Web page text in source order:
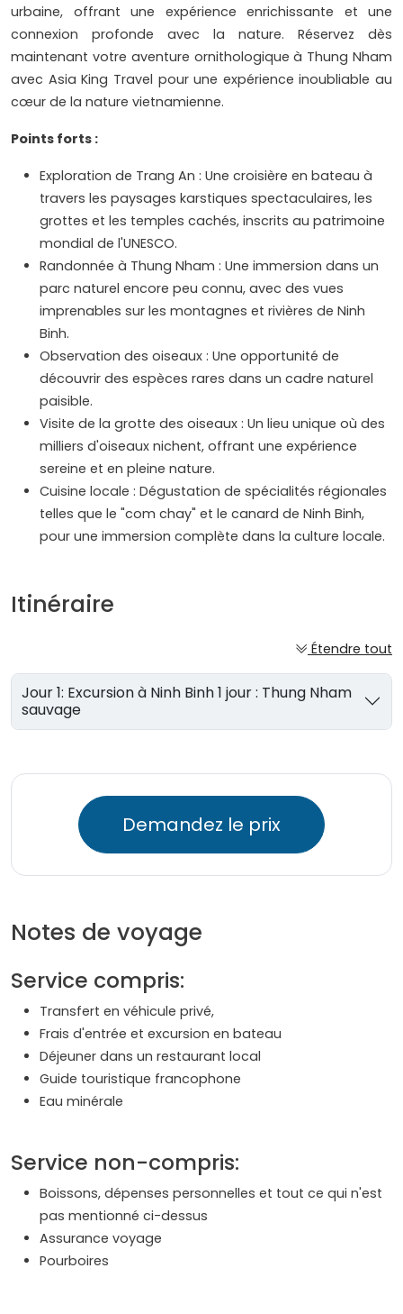
urbaine, offrant une expérience enrichissante et une
connexion profonde avec la nature. Réservez dès
maintenant votre aventure ornithologique à Thung Nham
avec Asia King Travel pour une expérience inoubliable au
cœur de la nature vietnamienne.
Points forts :
Exploration de Trang An : Une croisière en bateau à
travers les paysages karstiques spectaculaires, les
grottes et les temples cachés, inscrits au patrimoine
mondial de l'UNESCO.
Randonnée à Thung Nham : Une immersion dans un
parc naturel encore peu connu, avec des vues
imprenables sur les montagnes et rivières de Ninh
Binh.
Observation des oiseaux : Une opportunité de
découvrir des espèces rares dans un cadre naturel
paisible.
Visite de la grotte des oiseaux : Un lieu unique où des
milliers d'oiseaux nichent, offrant une expérience
sereine et en pleine nature.
Cuisine locale : Dégustation de spécialités régionales
telles que le "com chay" et le canard de Ninh Binh,
pour une immersion complète dans la culture locale.
Itinéraire
Étendre tout
Jour 1: Excursion à Ninh Binh 1 jour : Thung Nham
sauvage
Demandez le prix
Notes de voyage
Service compris:
Transfert en véhicule privé,
Frais d'entrée et excursion en bateau
Déjeuner dans un restaurant local
Guide touristique francophone
Eau minérale
Service non-compris:
Boissons, dépenses personnelles et tout ce qui n'est
pas mentionné ci-dessus
Assurance voyage
Pourboires